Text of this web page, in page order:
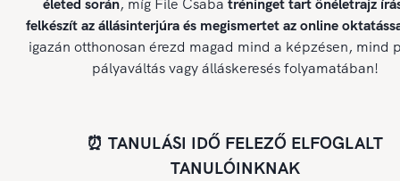
életed során, míg File Csaba tréninget tart önéletrajz
felkészít az állásinterjúra és megismertet az online
igazán otthonosan érezd magad mind a képzésen, mind
pályaváltás vagy álláskeresés folyamatában!
⏰ TANULÁSI IDŐ FELEZŐ ELFOGLALT
TANULÓINKNAK